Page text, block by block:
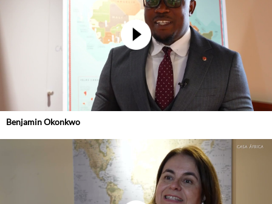
Benjamin Okonkwo